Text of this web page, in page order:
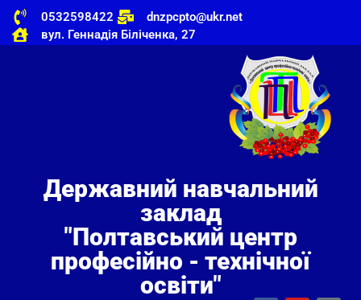
0532598422
dnzpcpto@ukr.net
вул. Геннадія Біліченка, 27
Державний навчальний
заклад
"Полтавський центр
професійно - технічної
освіти"